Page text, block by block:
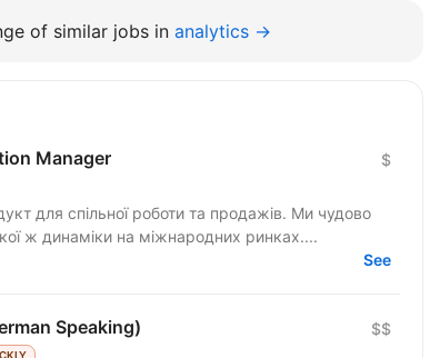
of similar jobs in analytics →
Manager $
такої ж динаміки на міжнародних ринках....
See
Speaking) $$